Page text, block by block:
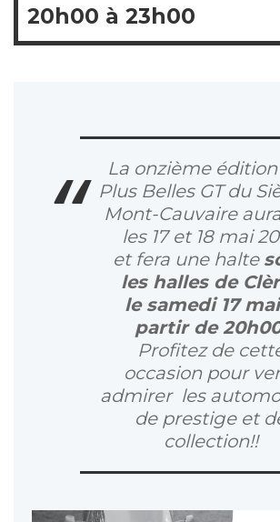
20h00 à 23h00
La onzième
Plus Belles GT du
Mont-Cauvaire
les 17 et 18 mai
et fera une halte
les halles de
le samedi 17
partir de
Profitez de
occasion pour
admirer les
de prestige et
collection!!